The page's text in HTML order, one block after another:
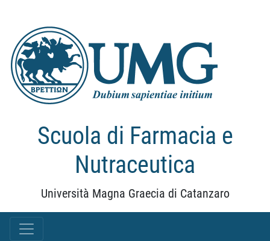
Scuola di Farmacia e
Nutraceutica
Università Magna Graecia di Catanzaro